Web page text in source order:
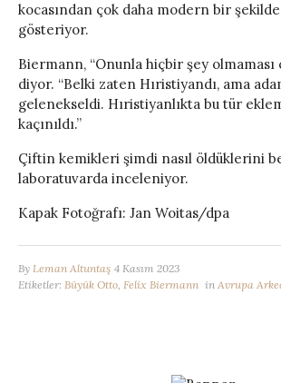
kocasından çok daha modern bir
gösteriyor.
Biermann, “Onunla hiçbir şey olmaması
diyor. “Belki zaten Hıristiyandı, ama
gelenekseldi. Hıristiyanlıkta bu tür
kaçınıldı.”
Çiftin kemikleri şimdi nasıl öldüklerini
laboratuvarda inceleniyor.
Kapak Fotoğrafı: Jan Woitas/dpa
By Leman Altuntaş 4 Kasım 2023
Etiketler: Büyük Otto, Felix Biermann in Avrupa